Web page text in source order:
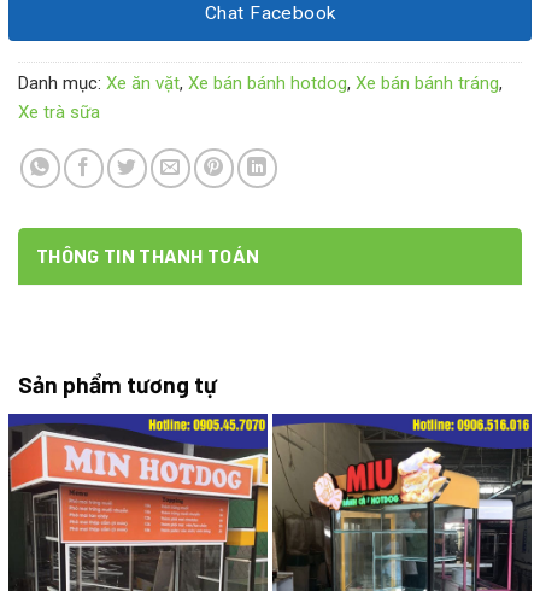
Chat Facebook
Danh mục: Xe ăn vặt, Xe bán bánh hotdog, Xe bán bánh tráng,
Xe trà sữa
THÔNG TIN THANH TOÁN
Sản phẩm tương tự